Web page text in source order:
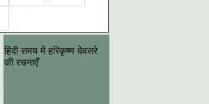
हिंदी समय में हरिकृष्ण देवसरे
की रचनाएँ